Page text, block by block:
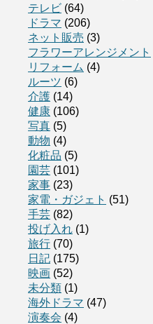
テレビ (64)
ドラマ (206)
ネット販売 (3)
フラワーアレンジメント
リフォーム (4)
ルーツ (6)
介護 (14)
健康 (106)
写真 (5)
動物 (4)
化粧品 (5)
園芸 (101)
家事 (23)
家電・ガジェト (51)
手芸 (82)
投げ入れ (1)
旅行 (70)
日記 (175)
映画 (52)
未分類 (1)
海外ドラマ (47)
演奏会 (4)